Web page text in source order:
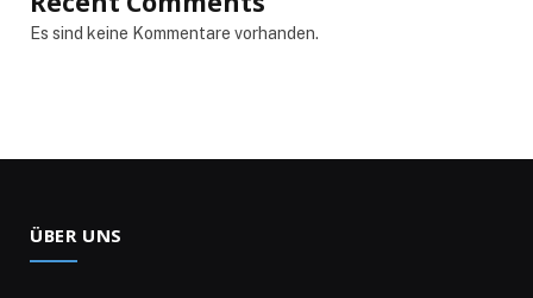
Es sind keine Kommentare vorhanden.
ÜBER UNS